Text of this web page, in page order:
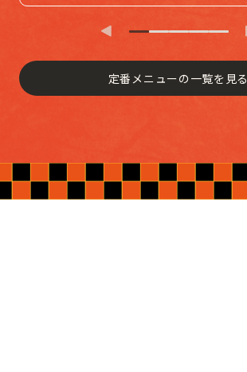
定番メニューの一覧を見る